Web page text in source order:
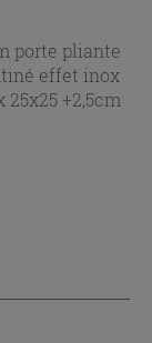
porte pliante
effet inox
+2,5cm